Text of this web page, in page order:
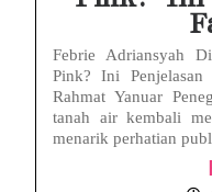
Febrie Adriansyah
Pink? Ini
Rahmat Yanuar
tanah air kembali
menarik perhatian